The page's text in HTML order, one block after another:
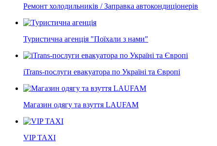
Ремонт холодильників / Заправка автокондиціонерів
Туристична агенція "Поїхали з нами"
iTrans-послуги евакуатора по Україні та Європі
Магазин одягу та взуття LAUFAM
VIP TAXI